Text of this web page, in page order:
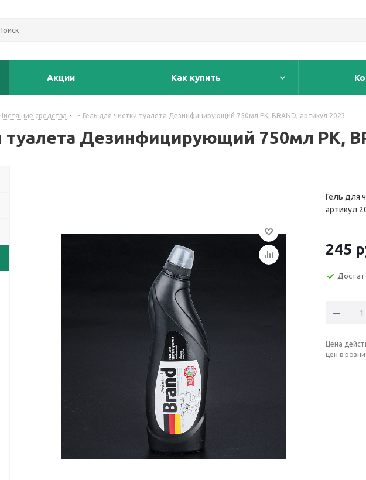
Акции Как купить
Чистящие средства - Гель для чистки туалета Дезинфицирующий 750мл РК, BRAND, артикул 2023
туалета Дезинфицирующий 750мл РК,
Гель для
артикул
245
Цена
цен в